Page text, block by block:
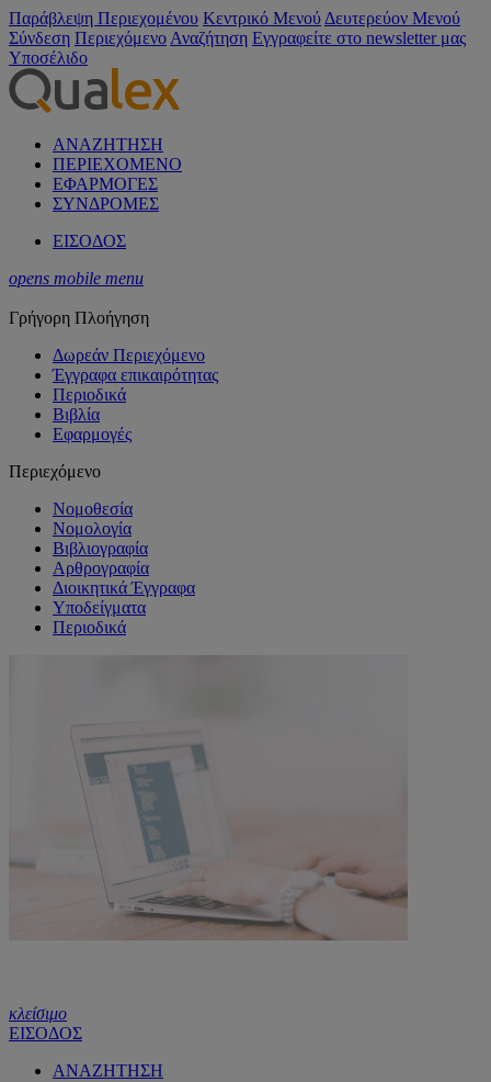
Παράβλεψη Περιεχομένου Κεντρικό Μενού Δευτερεύον Μενού
Σύνδεση Περιεχόμενο Αναζήτηση Εγγραφείτε στο newsletter μας
Υποσέλιδο
ΑΝΑΖΗΤΗΣΗ
ΠΕΡΙΕΧΟΜΕΝΟ
ΕΦΑΡΜΟΓΕΣ
ΣΥΝΔΡΟΜΕΣ
ΕΙΣΟΔΟΣ
opens mobile menu
Γρήγορη Πλοήγηση
Δωρεάν Περιεχόμενο
Έγγραφα επικαιρότητας
Περιοδικά
Βιβλία
Εφαρμογές
Περιεχόμενο
Νομοθεσία
Νομολογία
Βιβλιογραφία
Αρθρογραφία
Διοικητικά Έγγραφα
Υποδείγματα
Περιοδικά
κλείσιμο
ΕΙΣΟΔΟΣ
ΑΝΑΖΗΤΗΣΗ